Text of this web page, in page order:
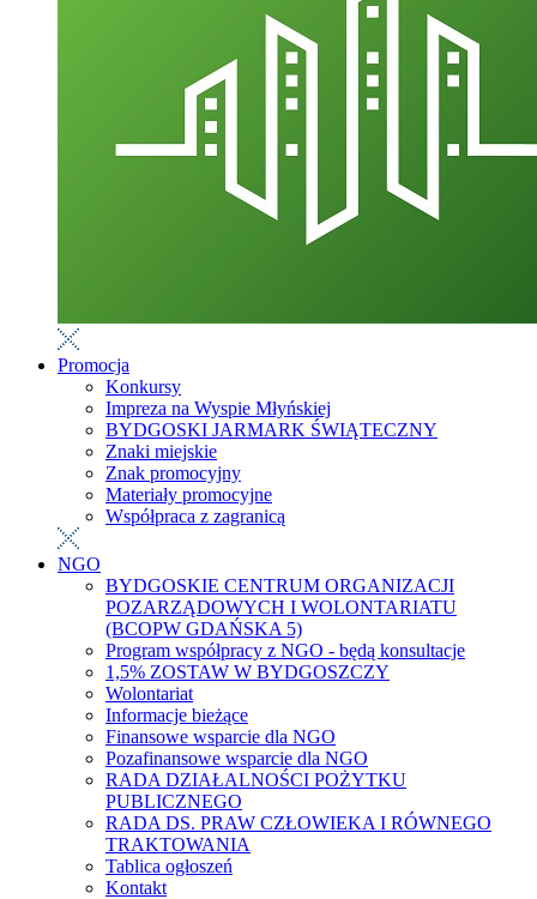
Promocja
Konkursy
Impreza na Wyspie Młyńskiej
BYDGOSKI JARMARK ŚWIĄTECZNY
Znaki miejskie
Znak promocyjny
Materiały promocyjne
Współpraca z zagranicą
NGO
BYDGOSKIE CENTRUM ORGANIZACJI
POZARZĄDOWYCH I WOLONTARIATU
(BCOPW GDAŃSKA 5)
Program współpracy z NGO - będą konsultacje
1,5% ZOSTAW W BYDGOSZCZY
Wolontariat
Informacje bieżące
Finansowe wsparcie dla NGO
Pozafinansowe wsparcie dla NGO
RADA DZIAŁALNOŚCI POŻYTKU
PUBLICZNEGO
RADA DS. PRAW CZŁOWIEKA I RÓWNEGO
TRAKTOWANIA
Tablica ogłoszeń
Kontakt